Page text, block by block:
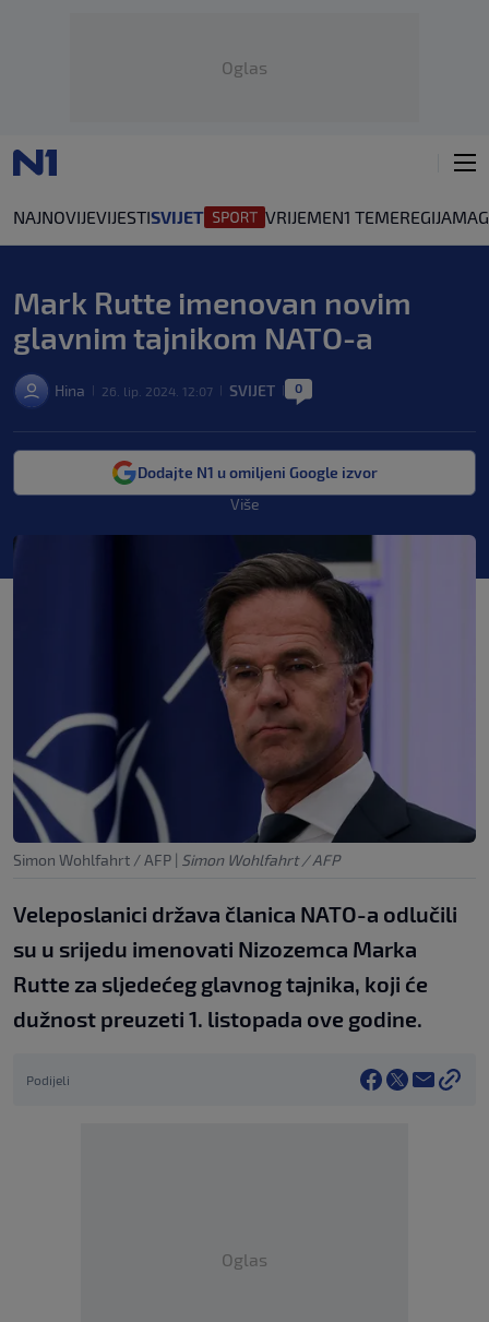
Oglas
NAJNOVIJEVIJESTISVIJET VRIJEMEN1 TEMEREGIJA
Mark Rutte imenovan novim
glavnim tajnikom NATO-a
Hina 26. lip. 2024. 12:07 SVIJET 0
Dodajte N1 u omiljeni Google izvor
Više
Simon Wohlfahrt / AFP | Simon Wohlfahrt / AFP
Veleposlanici država članica NATO-a odlučili
su u srijedu imenovati Nizozemca Marka
Rutte za sljedećeg glavnog tajnika, koji će
dužnost preuzeti 1. listopada ove godine.
Podijeli
Oglas